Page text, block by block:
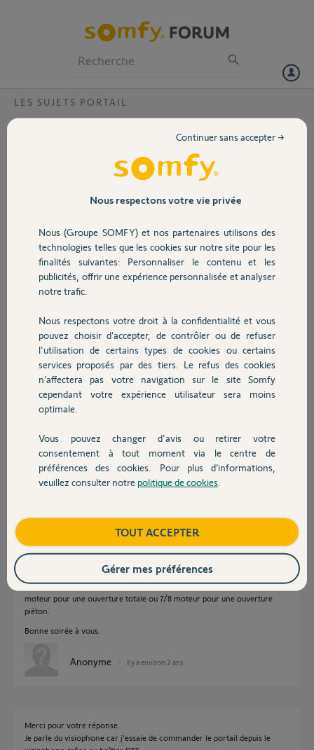
Volet
Sécurité
Domotique
Chauffage
Autres produits
Devis avec un pro
Contact
LES SUJETS PORTAIL
Branchement RTS sur Portail Promeco
Bonjour,
J'ai acheté un visiophone
Je ne parviens pas a faire
avec le boitier RTS depuis
mon visiophone.
J'imagine que je fais mal
les branchements...
Quelqu'un peut il m'aider ?
Je joint une capture d'ecran de la notice du portail.
Bonne fin de journée
Stéphane
Merci,
Participer au fil de discussion
Réponses
Le boitier RTS est-ce un récepteur universel ? Si oui quel rapport avec le
Le contact sec NO provenant du visio, en général No/Com va sur 1/8
moteur pour une ouverture totale ou 7/8 moteur pour une ouverture
piéton.
Bonne soirée à vous.
Anonyme il y a environ 2 ans
Merci pour votre réponse.
Je parle du visiophone car j’essaie de commander le portail depuis le
Nous respectons votre vie privée
Nous (Groupe SOMFY) et nos partenaires utilisons des
technologies telles que les cookies sur notre site pour les
finalités suivantes: Personnaliser le contenu et les
publicités, offrir une expérience personnalisée et analyser
notre trafic.
Nous respectons votre droit à la confidentialité et vous
pouvez choisir d’accepter, de contrôler ou de refuser
l'utilisation de certains types de cookies ou certains
services proposés par des tiers. Le refus des cookies
n’affectera pas votre navigation sur le site Somfy
cependant votre expérience utilisateur sera moins
optimale.
Vous pouvez changer d'avis ou retirer votre
consentement à tout moment via le centre de
préférences des cookies. Pour plus d’informations,
veuillez consulter notre politique de cookies
Continuer sans accepter →
TOUT ACCEPTER
Gérer mes préférences